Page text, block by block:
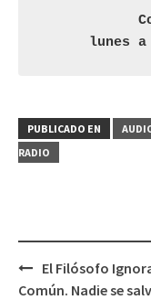
lunes
PUBLICADO EN
RADIO
Navegación
El Filósofo
Común. Nadie se